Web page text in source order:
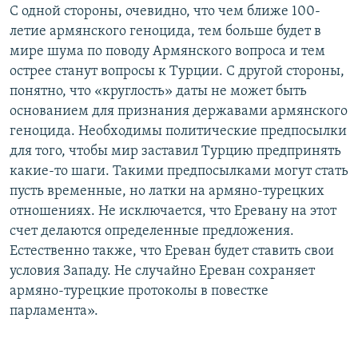
С одной стороны, очевидно, что чем ближе 100-
летие армянского геноцида, тем больше будет в
мире шума по поводу Армянского вопроса и тем
острее станут вопросы к Турции. С другой стороны,
понятно, что «круглость» даты не может быть
основанием для признания державами армянского
геноцида. Необходимы политические предпосылки
для того, чтобы мир заставил Турцию предпринять
какие-то шаги. Такими предпосылками могут стать
пусть временные, но латки на армяно-турецких
отношениях. Не исключается, что Еревану на этот
счет делаются определенные предложения.
Естественно также, что Ереван будет ставить свои
условия Западу. Не случайно Ереван сохраняет
армяно-турецкие протоколы в повестке
парламента».